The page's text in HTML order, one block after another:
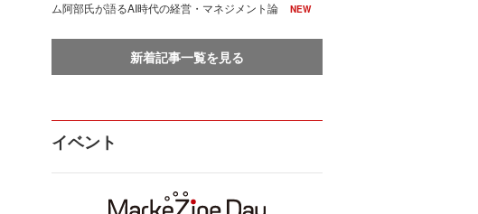
ム阿部氏が語るAI時代の経営・マネジメント論
NEW
新着記事一覧を見る
イベント